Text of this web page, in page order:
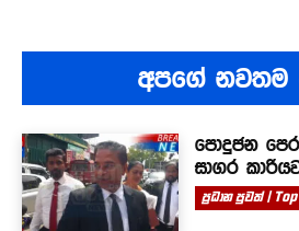
අපගේ නවතම
පොදුජන
සාගර
ප්‍රධාන පුවත් |